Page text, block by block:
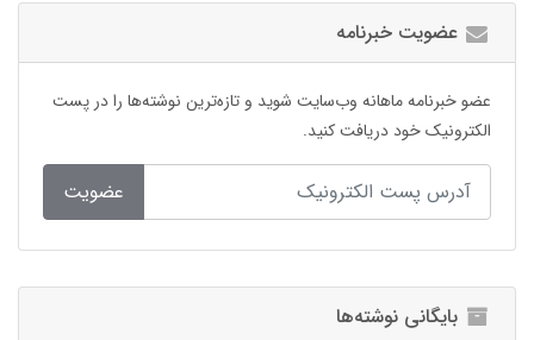
عضویت خبرنامه
عضو خبرنامه ماهانه وب‌سایت شوید و تازه‌ترین نوشته‌ها را در پست
الکترونیک خود دریافت کنید.
عضویت
بایگانی نوشته‌ها